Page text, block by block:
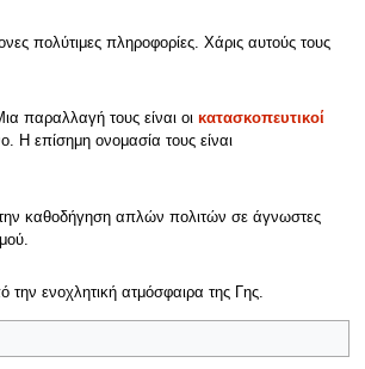
πολύτιμες πληροφορίες. Χάρις αυτούς τους
παραλλαγή τους είναι οι κατασκοπευτικοί
Η επίσημη ονομασία τους είναι
καθοδήγηση απλών πολιτών σε άγνωστες
την ενοχλητική ατμόσφαιρα της Γης.